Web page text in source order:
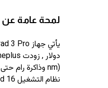
لمحة عامة عن
يأتي جهاز OnePlus Pad 3 Pro من
دولار, زودت Oneplus جهازها
نظام التشغيل Android 16 وكاميرا رئيسية دقة 13 ميجابيكسل وكاميرا سيلفي دقة 8 ميجابيكسل